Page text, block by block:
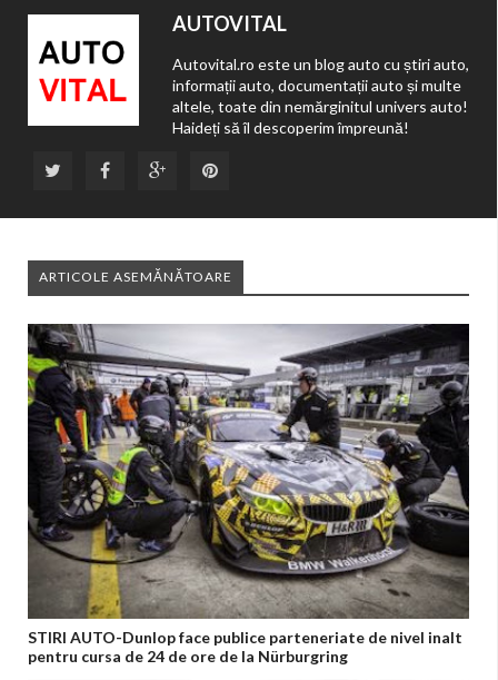
AUTOVITAL
Autovital.ro este un blog auto cu știri auto,
informații auto, documentații auto și multe
altele, toate din nemărginitul univers auto!
Haideți să îl descoperim împreună!
ARTICOLE ASEMĂNĂTOARE
STIRI AUTO-Dunlop face publice parteneriate de nivel inalt
pentru cursa de 24 de ore de la Nürburgring